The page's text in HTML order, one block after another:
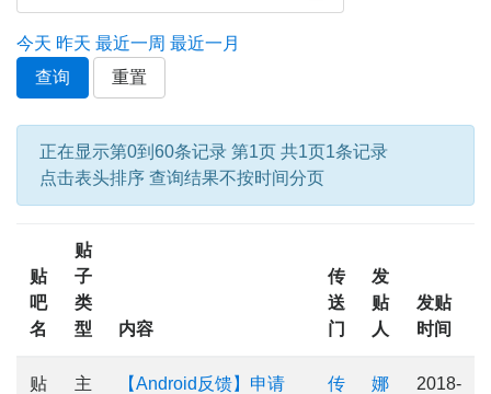
今天 昨天 最近一周 最近一月
查询
重置
正在显示第0到60条记录 第1页 共1页1条记录
点击表头排序 查询结果不按时间分页
贴
吧
名
贴
子
类
型
内容
传
送
门
发
贴
人
发贴
时间
贴
主
【Android反馈】申请
传
娜
2018-